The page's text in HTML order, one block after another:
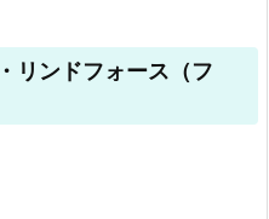
リンドフォース（フ